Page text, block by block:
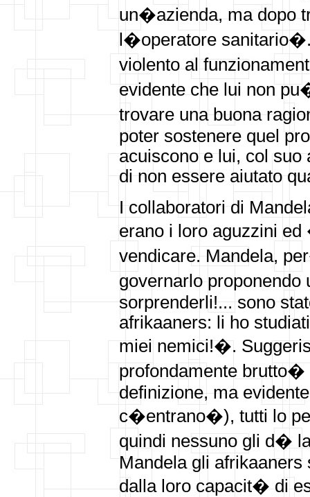
un�azienda, ma dopo
l�operatore
violento al
evidente che lui non
trovare una buona
poter sostenere quel
acuiscono e lui, col suo
di non essere aiutato
I collaboratori di
erano i loro aguzzini
vendicare. Mandela,
governarlo
sorprenderli!... sono
afrikaaners: li ho
miei nemici!�.
profondamente
definizione, ma
c�entrano�), tutti lo
quindi nessuno gli d�
Mandela gli
dalla loro capacit� di